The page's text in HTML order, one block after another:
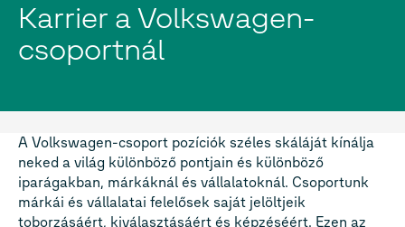
Karrier a Volkswagen-
csoportnál
A Volkswagen-csoport pozíciók széles skáláját kínálja
neked a világ különböző pontjain és különböző
iparágakban, márkáknál és vállalatoknál. Csoportunk
márkái és vállalatai felelősek saját jelöltjeik
toborzásáért, kiválasztásáért és képzéséért. Ezen az